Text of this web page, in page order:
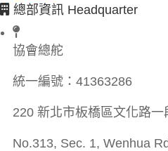
總部資訊 Headquarter
協會總舵
統一編號： 41363286
220 新北市板橋區文化路
No.313, Sec. 1, Wenhua